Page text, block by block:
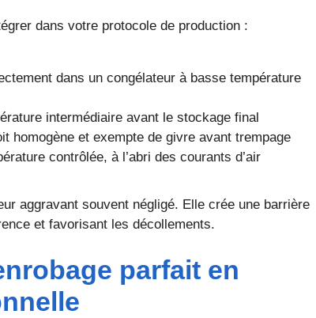
dans votre protocole de production :
dans un congélateur à basse température
intermédiaire avant le stockage final
homogène et exempte de givre avant trempage
contrôlée, à l’abri des courants d’air
aggravant souvent négligé. Elle crée une barrière
et favorisant les décollements.
parfait en